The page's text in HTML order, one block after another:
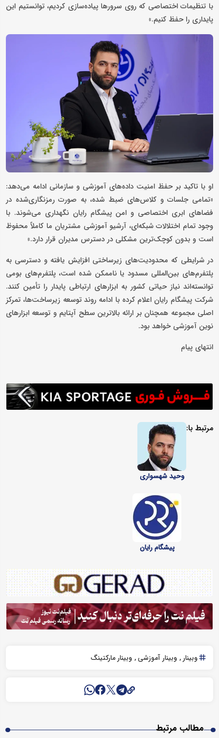
با تنظیمات اختصاصی که روی سرورها پیاده‌سازی کردیم، توانستیم این
پایداری را حفظ کنیم.»
او با تاکید بر حفظ امنیت داده‌های آموزشی و سازمانی ادامه می‌دهد:
«تمامی جلسات و کلاس‌های ضبط شده، به صورت رمزنگاری‌شده در
فضاهای ابری اختصاصی و امن پیشگام رایان نگهداری می‌شوند. با
وجود تمام اختلالات شبکه‌ای، آرشیو آموزشی مشتریان ما کاملاً محفوظ
است و بدون کوچک‌ترین مشکلی در دسترس مدیران قرار دارد.»
در شرایطی که محدودیت‌های زیرساختی افزایش یافته و دسترسی به
پلتفرم‌های بین‌المللی مسدود یا ناممکن شده است، پلتفرم‌های بومی
توانسته‌اند نیاز حیاتی کشور به ابزارهای ارتباطی پایدار را تأمین کنند.
شرکت پیشگام رایان اعلام کرده با ادامه روند توسعه زیرساخت‌ها، تمرکز
اصلی مجموعه همچنان بر ارائه بالاترین سطح آپتایم و توسعه ابزارهای
نوین آموزشی خواهد بود.
انتهای پیام
مرتبط با:
وحید شهسواری
پیشگام رایان
وبینار وبینار آموزشی وبینار مارکتینگ
مطالب مرتبط